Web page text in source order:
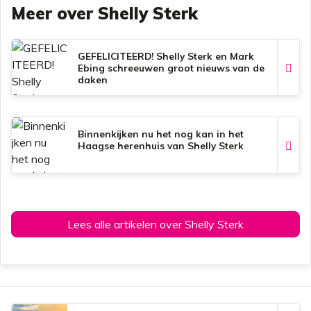
e
b
o
k
t
s
p
p
t
e
e
s
t
i
l
Meer over Shelly Sterk
GEFELICITEERD! Shelly Sterk en Mark
Ebing schreeuwen groot nieuws van de
daken
Binnenkijken nu het nog kan in het
Haagse herenhuis van Shelly Sterk
Lees alle artikelen over Shelly Sterk